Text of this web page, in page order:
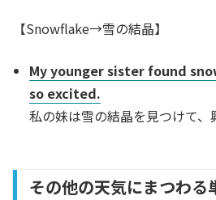
【Snowflake→雪の結晶】
My younger sister found
so excited.
私の妹は雪の結晶を見つけて、
その他の天気にまつわる